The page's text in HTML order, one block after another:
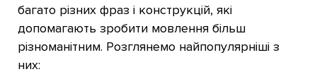
багато різних фраз і конструкцій, які
допомагають зробити мовлення більш
різноманітним. Розглянемо найпопулярніші з
них: